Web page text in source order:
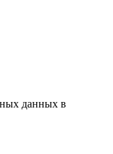
данных в